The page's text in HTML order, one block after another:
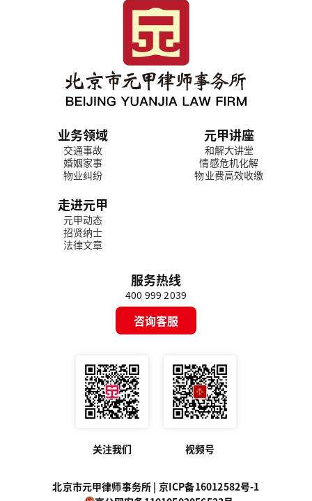
业务领域
交通事故
婚姻家事
物业纠纷
元甲讲座
和解大讲堂
情感危机化解
物业费高效收缴
走进元甲
元甲动态
招贤纳士
法律文章
服务热线
400 999 2039
咨询客服
关注我们 视频号
北京市元甲律师事务所 | 京ICP备16012582号-1